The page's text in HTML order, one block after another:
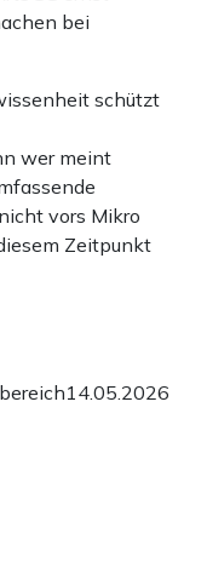
bei
schützt
wer meint
vors Mikro
Zeitpunkt
14.05.2026